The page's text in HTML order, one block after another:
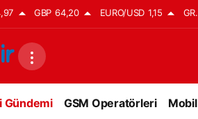
GBP 64,20 EURO/USD 1,15
Gündemi
GSM Operatörleri